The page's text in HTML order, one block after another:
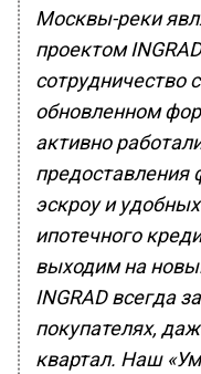
Москвы-реки
проектом
сотрудничество
обновленном
активно
предоставления
эскроу и
ипотечного
выходим на
INGRAD всегда
покупателях,
квартал. Наш